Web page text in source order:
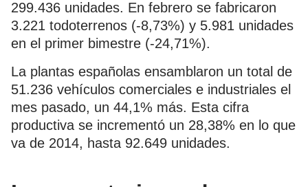
299.436 unidades. En febrero se fabricaron
3.221 todoterrenos (-8,73%) y 5.981 unidades
en el primer bimestre (-24,71%).
La plantas españolas ensamblaron un total de
51.236 vehículos comerciales e industriales el
mes pasado, un 44,1% más. Esta cifra
productiva se incrementó un 28,38% en lo que
va de 2014, hasta 92.649 unidades.